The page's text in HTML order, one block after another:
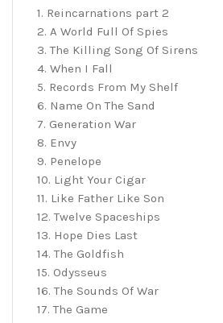
1. Reincarnations part 2
2. A World Full Of Spies
3. The Killing Song Of Sirens
4. When I Fall
5. Records From My Shelf
6. Name On The Sand
7. Generation War
8. Envy
9. Penelope
10. Light Your Cigar
11. Like Father Like Son
12. Twelve Spaceships
13. Hope Dies Last
14. The Goldfish
15. Odysseus
16. The Sounds Of War
17. The Game